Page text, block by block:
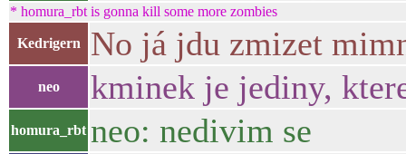
* homura_rbt is gonna kill some more zombies
Kedrigern No já jdu zmizet
neo kminek je jediny,
homura_rbt neo: nedivim se